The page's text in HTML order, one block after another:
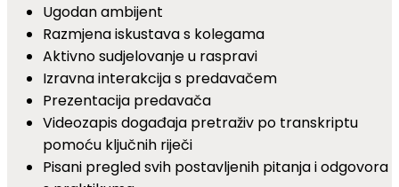
Ugodan ambijent
Razmjena iskustava s kolegama
Aktivno sudjelovanje u raspravi
Izravna interakcija s predavačem
Prezentacija predavača
Videozapis događaja pretraživ po transkriptu
pomoću ključnih riječi
Pisani pregled svih postavljenih pitanja i odgovora